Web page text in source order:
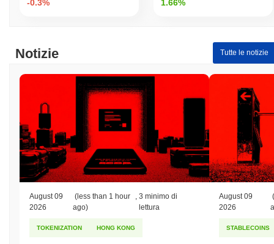
PepElon è attualmente scambiato
al di sotto del suo
Come si sta comportando PepElon rispetto al
mercato crypto più ampio?
Negli ultimi 7 giorni, PepElon ha guadagnato
, superando il
mercato crypto complessivo che ha registrato un calo del
0.12%.
Ciò indica una forte performance nell'azione del prezzo di PELO
rispetto allo slancio del mercato più ampio.
-0.3% 1.66%
Notizie Tutte le notizie
August 09
2026
(less than 1 hour
ago)
3 minimo di
lettura
TOKENIZATION HONG KONG
August 09
2026
STABLECOINS